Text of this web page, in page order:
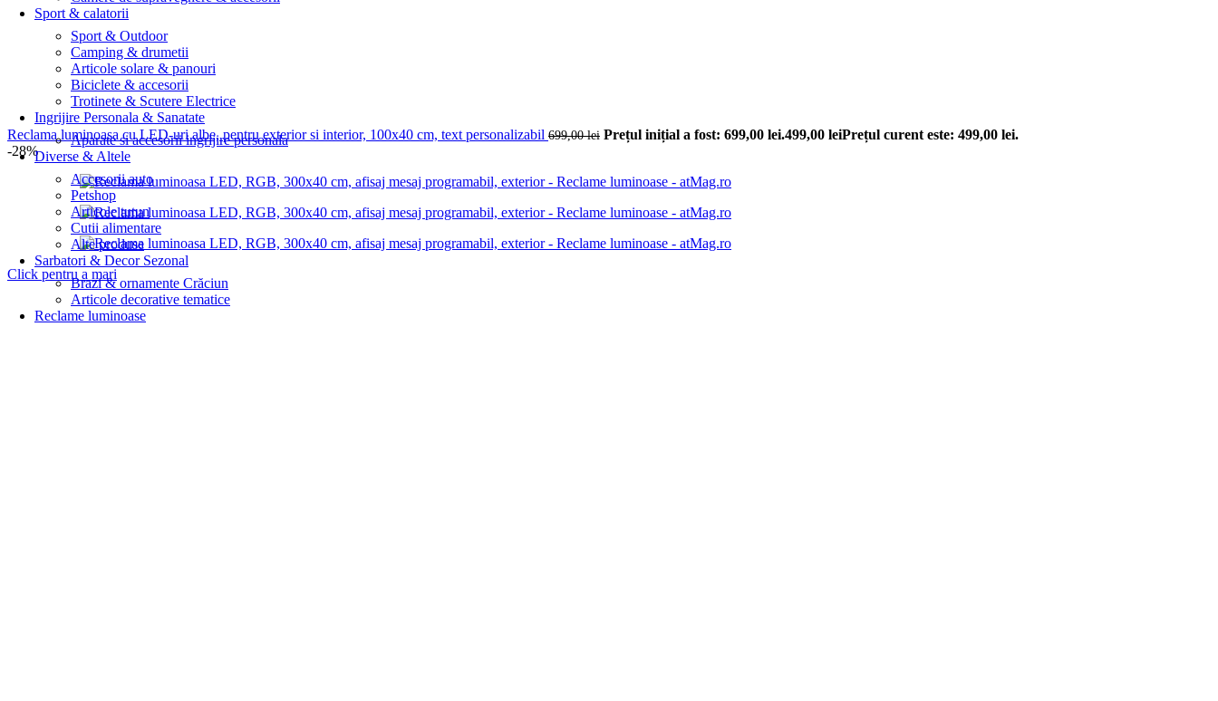
Sport & calatorii
Sport & Outdoor
Camping & drumetii
Articole solare & panouri
Biciclete & accesorii
Trotinete & Scutere Electrice
Ingrijire Personala & Sanatate
Aparate si accesorii ingrijire personala
Diverse & Altele
Accesorii auto
Petshop
Articole tutun
Cutii alimentare
Alte produse
Sarbatori & Decor Sezonal
Brazi & ornamente Crăciun
Articole decorative tematice
Reclame luminoase
Reclama luminoasa cu LED-uri albe, pentru exterior si interior, 100x40 cm, text personalizabil 699,00lei Prețul inițial a fost: 699,00 lei.499,00 leiPrețul curent este: 499,00 lei.
-28%
Click pentru a mari